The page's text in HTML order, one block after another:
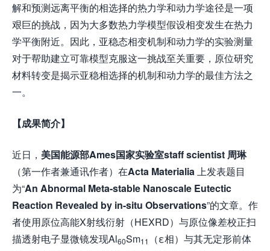
解和预测远离平衡的相选择的热力学和动力学途径是一项
艰巨的挑战，因为大多数热力学模型假设相变发生在热力
学平衡附近。因此，亚稳态相变机制和动力学的实验测量
对于帮助建立可靠模型克服这一挑战至关重要，原位研究
材料转变是揭示亚稳相选择的机制和动力学的最佳方法之
一。
【成果简介】
近日， 美国能源部Ames国家实验室staff scientist 周琳
（第一作者兼通讯作者）在Acta Materialia上发表题目
为“An Abnormal Meta-stable Nanoscale Eutectic
Reaction Revealed by in-situ Observations”的文章。作
者使用原位高能X射线衍射（HEXRD）与原位像差校正扫
描透射电子显微镜发现Al60Sm11
（ε相）与其无定形前体